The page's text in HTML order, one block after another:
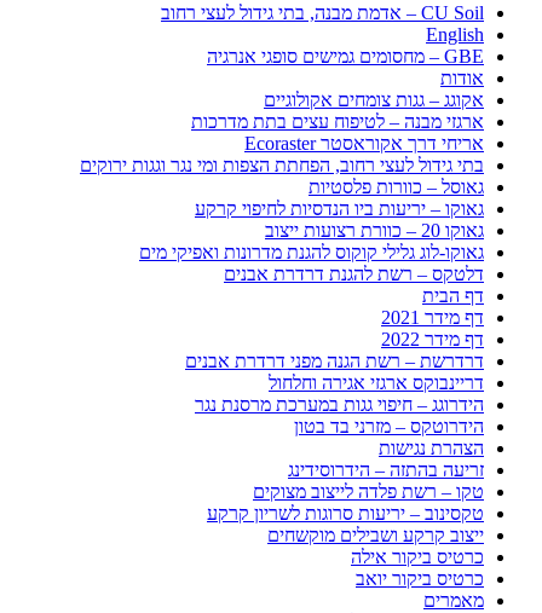
CU Soil – אדמת מבנה, בתי גידול לעצי רחוב
English
GBE – מחסומים גמישים סופגי אנרגיה
אודות
אקוגג – גגות צומחים אקולוגיים
ארגזי מבנה – לטיפוח עצים בתת מדרכות
אריחי דרך אקוראסטר Ecoraster
בתי גידול לעצי רחוב, הפחתת הצפות ומי נגר וגגות ירוקים
גאוסל – כוורות פלסטיות
גאוקו – יריעות ביו הנדסיות לחיפוי קרקע
גאוקו 20 – כוורת רצועות ייצוב
גאוקו-לוג גלילי קוקוס להגנת מדרונות ואפיקי מים
דלטקס – רשת להגנת דרדרת אבנים
דף הבית
דף מידר 2021
דף מידר 2022
דרדרשת – רשת הגנה מפני דרדרת אבנים
דריינבוקס ארגזי אגירה וחלחול
הידרוגג – חיפוי גגות במערכת מרסנת נגר
הידרוטקס – מזרני בד בטון
הצהרת נגישות
זריעה בהתזה – הידרוסידינג
טקו – רשת פלדה לייצוב מצוקים
טקסינוב – יריעות סרוגות לשריון קרקע
ייצוב קרקע ושבילים מוקשחים
כרטיס ביקור אילה
כרטיס ביקור יואב
מאמרים